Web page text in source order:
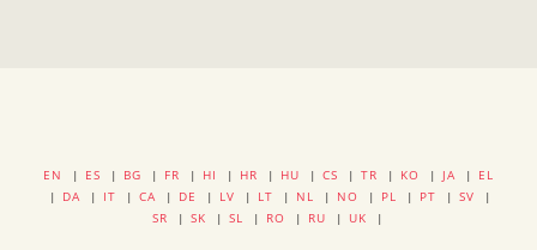
EN | ES | BG | FR | HI | HR | HU | CS | TR | KO | JA | EL
| DA | IT | CA | DE | LV | LT | NL | NO | PL | PT | SV |
SR | SK | SL | RO | RU | UK |